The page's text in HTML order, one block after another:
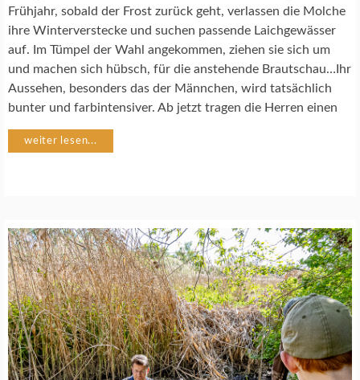
T
E
N
S
U
N
A
T
U
R
F
O
T
O
G
Frühjahr, sobald der Frost zurück geht, verlassen die Molche
ihre Winterverstecke und suchen passende Laichgewässer
auf. Im Tümpel der Wahl angekommen, ziehen sie sich um
und machen sich hübsch, für die anstehende Brautschau…Ihr
Aussehen, besonders das der Männchen, wird tatsächlich
bunter und farbintensiver. Ab jetzt tragen die Herren einen
weiter lesen...